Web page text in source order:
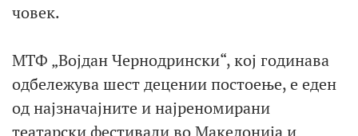
човек.
МТФ „Војдан Чернодрински“, кој годинава
одбележува шест децении постоење, е еден
од најзначајните и најреномирани
театарски фестивали во Македонија и